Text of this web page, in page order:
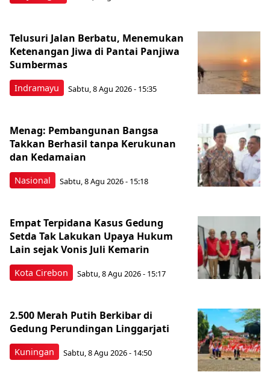
Indramayu
Telusuri Jalan Berbatu, Menemukan
Ketenangan Jiwa di Pantai Panjiwa
Sumbermas
Sabtu, 8 Agu 2026 - 15:35
Nasional
Menag: Pembangunan Bangsa
Takkan Berhasil tanpa Kerukunan
dan Kedamaian
Sabtu, 8 Agu 2026 - 15:18
Kota Cirebon
Empat Terpidana Kasus Gedung
Setda Tak Lakukan Upaya Hukum
Lain sejak Vonis Juli Kemarin
Sabtu, 8 Agu 2026 - 15:17
Kuningan
2.500 Merah Putih Berkibar di
Gedung Perundingan Linggarjati
Sabtu, 8 Agu 2026 - 14:50